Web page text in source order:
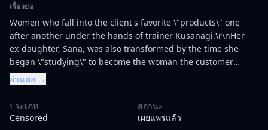
เรื่องย่อ
Women who fall into the client's favorite \"products\" one
after another under the hands of trainer Kusanagi.\r\nHer
ex-daughter, Sana, was also transformed by the time she
began \"studying\" to become the woman the customer
wanted at her own will.\r\nHowever, Sakura, the queen of the
dark organization, sets a target for Sana's sister-in-law,
Natsumi, and begins to set her clever traps.
อ่านต่อ →
ประเภท
Censored
สถานะ
เผยแพร่แล้ว